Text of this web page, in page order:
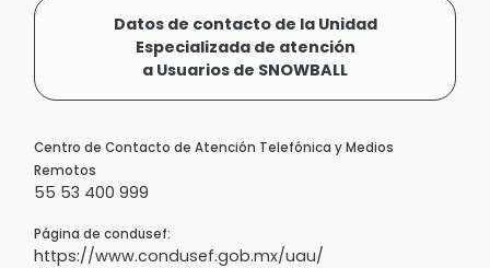
Datos de contacto de la Unidad
Especializada de atención
a Usuarios de SNOWBALL
Centro de Contacto de Atención Telefónica y Medios
Remotos
55 53 400 999
Página de condusef:
https://www.condusef.gob.mx/uau/